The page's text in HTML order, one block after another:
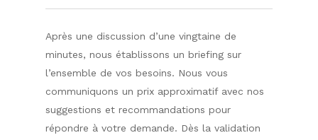
Après une discussion d’une vingtaine de
minutes, nous établissons un briefing sur
l’ensemble de vos besoins. Nous vous
communiquons un prix approximatif avec nos
suggestions et recommandations pour
répondre à votre demande. Dès la validation